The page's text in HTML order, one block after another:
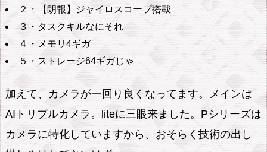
２・【朗報】ジャイロスコープ搭載
３・タスクキルなにそれ
４・メモリ4ギガ
５・ストレージ64ギガじゃ
加えて、カメラが一回り良くなってます。メインは
AIトリプルカメラ。liteに三眼来ました。Pシリーズは
カメラに特化していますから、おそらく技術の出し